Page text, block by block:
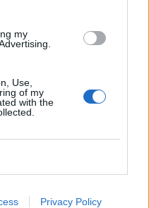
my
Use,
of my
with the
Privacy Policy